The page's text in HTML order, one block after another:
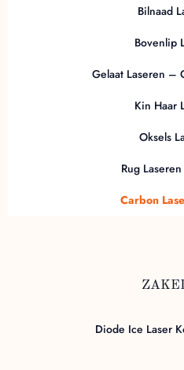
Bilnaad
Bovenlip
Gelaat Laseren –
Kin Haar
Oksels
Rug
Carbon
Diode Ice Laser